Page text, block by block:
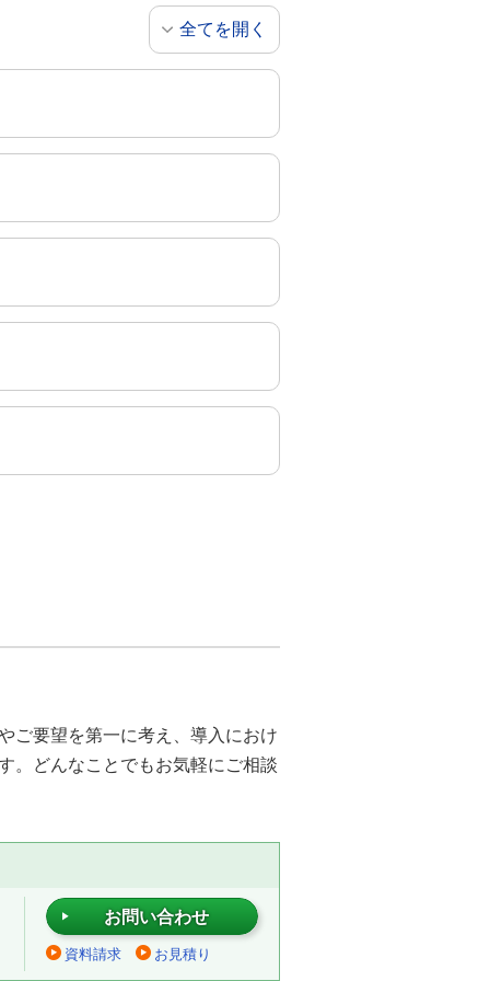
全てを開く
ご要望を第一に考え、導入におけ
。どんなことでもお気軽にご相談
お問い合わせ
資料請求 お見積り